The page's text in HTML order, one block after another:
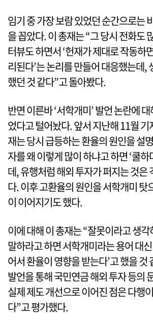
임기 중 가장 보람 있었던 순간으로는
을 꼽았다. 이 총재는 “그 당시 전화도
터뷰도 하면서 ‘헌재가 제대로 작동하
리된다’는 논리를 만들어 대응했는데,
했던 것 같다”고 돌아봤다.
반면 이른바 ‘서학개미’ 발언 논란에
었다고 털어놨다. 앞서 지난해 11월
재는 당시 급등하는 환율의 원인을 설
자를 왜 이렇게 많이 하냐고 하면 ‘쿨
데, 유행처럼 해외 투자가 퍼지는 것은
다. 이후 고환율의 원인을 서학개미 탓
이 이어지기도 했다.
이에 대해 이 총재는 “잘못이라고 생
말하라고 하면 서학개미라는 용어 대
어서 환율이 영향을 받는다’고 했을 것
발언을 통해 국민연금 해외 투자 등의
실제 제도 개선으로 이어진 점은 다행
다”고 평가했다.